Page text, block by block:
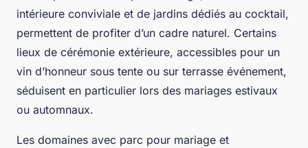
intérieure conviviale et de jardins dédiés au cocktail,
permettent de profiter d’un cadre naturel. Certains
lieux de cérémonie extérieure, accessibles pour un
vin d’honneur sous tente ou sur terrasse événement,
séduisent en particulier lors des mariages estivaux
ou automnaux.
Les domaines avec parc pour mariage et